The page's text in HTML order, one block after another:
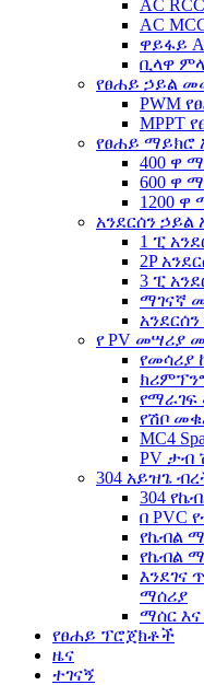
AC
AC
ዋይፋይ
ቢላዋ
የፀሐይ ኃይል
PWM
MPPT
የፀሐይ ማይክሮ
400 ዋ
600 ዋ
1200 ዋ
አንደርሰን ኃይል
1 ፒ
2P
3 ፒ
ማገናኛ
የ PV መሣሪያ
የመሳሪያ
የማራገፍ
የሽቦ
MC4
PV ታብ
304 አይዝጌ
304
በ PVC
የኬብል
የኬብል
እንደገና
ማሰሪያ
ማሰር
የፀሐይ ፕሮጀክቶች
ዜና
ተገናኝ